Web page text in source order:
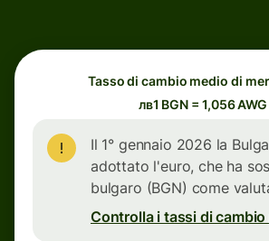
Tasso di cambio medio di
лв1 BGN = 1,056 AWG
Il 1° gennaio 2026 la
adottato l'euro, che ha
bulgaro (BGN) come
Controlla i tassi di cambio